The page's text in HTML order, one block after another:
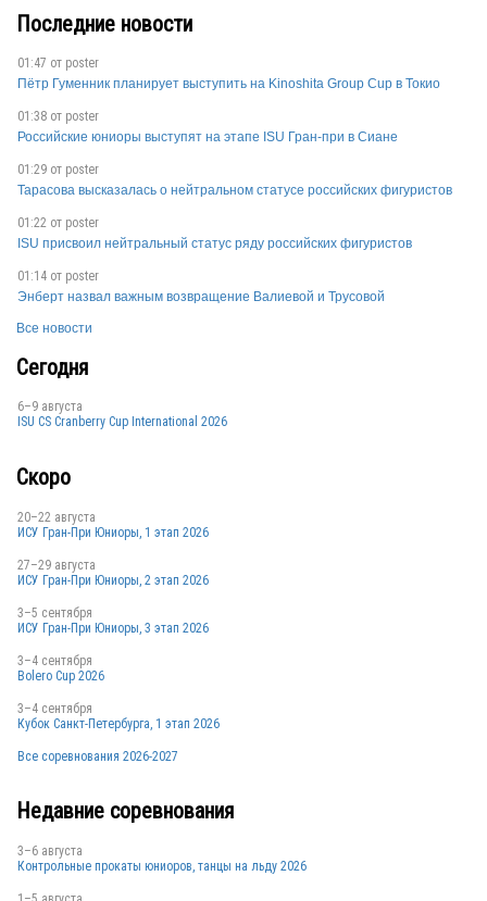
ITA
FIN
USA
SUI
USA
Последние новости
01:47 от poster
Пётр Гуменник планирует выступить на Kinoshita Group Cup в Токио
01:38 от poster
Российские юниоры выступят на этапе ISU Гран-при в Сиане
01:29 от poster
Тарасова высказалась о нейтральном статусе российских фигуристов
01:22 от poster
ISU присвоил нейтральный статус ряду российских фигуристов
01:14 от poster
Энберт назвал важным возвращение Валиевой и Трусовой
Все новости
Сегодня
6–9 августа
ISU CS Cranberry Cup International 2026
Скоро
20–22 августа
ИСУ Гран-При Юниоры, 1 этап 2026
27–29 августа
ИСУ Гран-При Юниоры, 2 этап 2026
3–5 сентября
ИСУ Гран-При Юниоры, 3 этап 2026
3–4 сентября
Bolero Cup 2026
3–4 сентября
Кубок Санкт-Петербурга, 1 этап 2026
Все соревнования 2026-2027
Недавние соревнования
3–6 августа
Контрольные прокаты юниоров, танцы на льду 2026